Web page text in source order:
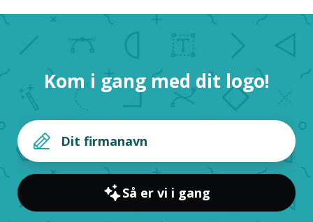
Kom i gang med dit logo!
Så er vi i gang